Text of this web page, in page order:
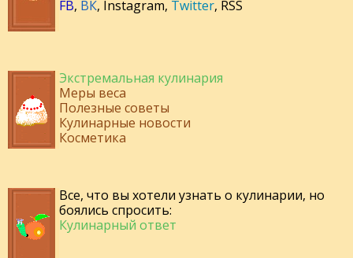
FB, ВК, Instagram, Twitter, RSS
Экстремальная кулинария
Меры веса
Полезные советы
Кулинарные новости
Косметика
Все, что вы хотели узнать о кулинарии, но
боялись спросить:
Кулинарный ответ